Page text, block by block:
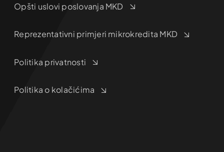
Opšti uslovi poslovanja MKD
Reprezentativni primjeri mikrokredita MKD
Politika privatnosti
Politika o kolačićima